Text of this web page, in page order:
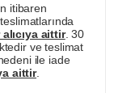
itibaren
aittir. 30
ve teslimat
ile iade
aittir.